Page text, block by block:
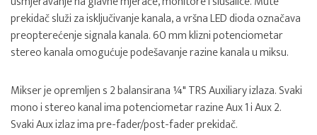
prekidač služi za isključivanje kanala, a vršna LED dioda označava
preopterećenje signala kanala. 60 mm klizni potenciometar
stereo kanala omogućuje podešavanje razine kanala u miksu.
Mikser je opremljen s 2 balansirana ¼" TRS Auxiliary izlaza. Svaki
mono i stereo kanal ima potenciometar razine Aux 1 i Aux 2.
Svaki Aux izlaz ima pre-fader/post-fader prekidač.